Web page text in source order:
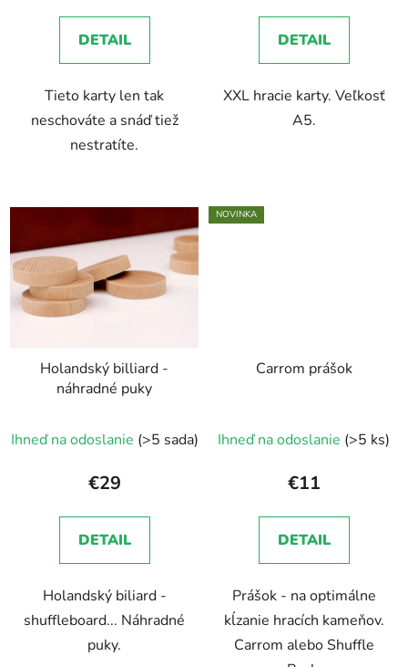
DETAIL
Tieto karty len tak
neschováte a snáď tiež
nestratíte.
DETAIL
XXL hracie karty. Veľkosť
A5.
Holandský billiard -
náhradné puky
Ihneď na odoslanie (>5 sada)
€29
DETAIL
Holandský biliard -
shuffleboard... Náhradné
puky.
NOVINKA
Carrom prášok
Ihneď na odoslanie (>5 ks)
€11
DETAIL
Prášok - na optimálne
kĺzanie hracích kameňov.
Carrom alebo Shuffle